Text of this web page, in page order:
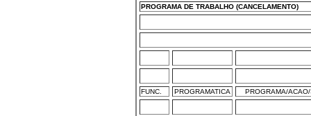
PROGRAMA DE TRABALHO (CANCELAMENTO)
FUNC. PROGRAMATICA PROGRAMA/